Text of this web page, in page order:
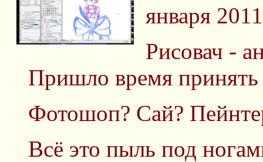
января
Рисовач -
Пришло время
Фотошоп? Сай?
Всё это пыль под